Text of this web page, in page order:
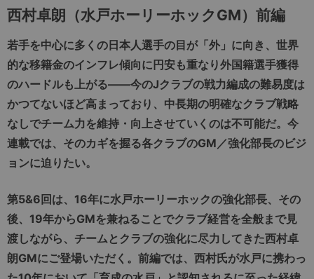
西村卓朗（水戸ホーリーホックGM）前編
若手を中心に多くの日本人選手の目が「外」に向き、世界
的な移籍金のインフレ傾向に円安も重なり外国籍選手獲得
のハードルも上がる――今のJクラブの戦力編成の難易度は
かつてないほど高まっており、中長期の明確なクラブ戦略
なしでチーム力を維持・向上させていくのは不可能だ。今
連載では、そのカギを握る各クラブのGM／強化部長のビジ
ョンに迫りたい。
第5&6回は、16年に水戸ホーリーホックの強化部長、その
後、19年からGMを兼ねることでクラブ経営を全般まで見
渡しながら、チームとクラブの強化に尽力してきた西村卓
朗GMにご登場いただく。前編では、西村氏が水戸に携わっ